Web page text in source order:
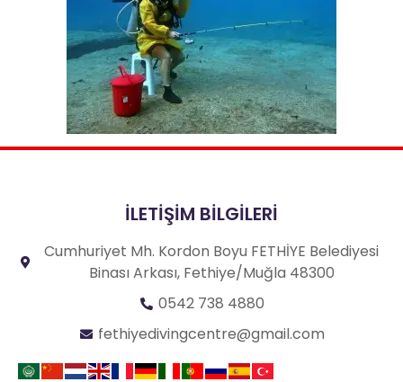
İLETİŞİM BİLGİLERİ
Cumhuriyet Mh. Kordon Boyu FETHİYE Belediyesi
Binası Arkası, Fethiye/Muğla 48300
0542 738 4880
fethiyedivingcentre@gmail.com